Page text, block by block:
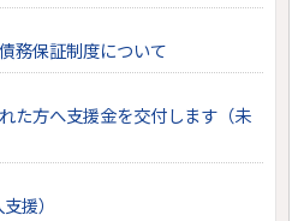
務保証制度について
た方へ支援金を交付します（未
援）